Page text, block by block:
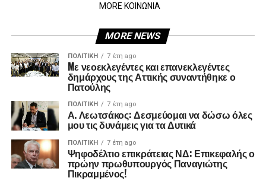
MORE ΚΟΙΝΩΝΙΑ
MORE NEWS
ΠΟΛΙΤΙΚΉ 7 έτη ago
Mε νεοεκλεγέντες και επανεκλεγέντες
δημάρχους της Αττικής συναντήθηκε ο
Πατούλης
ΠΟΛΙΤΙΚΉ 7 έτη ago
Α. Λεωτσάκος: Δεσμεύομαι να δώσω όλες
μου τις δυνάμεις για τα Δυτικά
ΠΟΛΙΤΙΚΉ 7 έτη ago
Ψηφοδέλτιο επικράτειας ΝΔ: Επικεφαλής ο
πρώην πρωθυπουργός Παναγιώτης
Πικραμμένος!